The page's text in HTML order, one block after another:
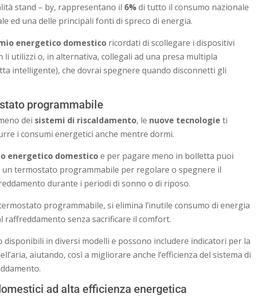
stand – by, rappresentano il 6%di tutto il consumo nazionale
ed una delle principali fonti di spreco di energia.
energetico domestico ricordati di scollegare i dispositivi
li utilizzi o, in alternativa, collegali ad una presa multipla
intelligente), che dovrai spegnere quando disconnetti gli
programmabile
dei sistemi di riscaldamento, le nuove tecnologie ti
i consumi energetici anche mentre dormi.
energetico domesticoe per pagare meno in bolletta puoi
un termostato programmabile per regolare o spegnere il
durante i periodi di sonno o di riposo.
programmabile, si elimina l’inutile consumo di energia
raffreddamento senza sacrificare il comfort.
disponibili in diversi modelli e possono includere indicatori per la
aiutando, così a migliorare anche l’efficienza del sistema di
ad alta efficienza energetica